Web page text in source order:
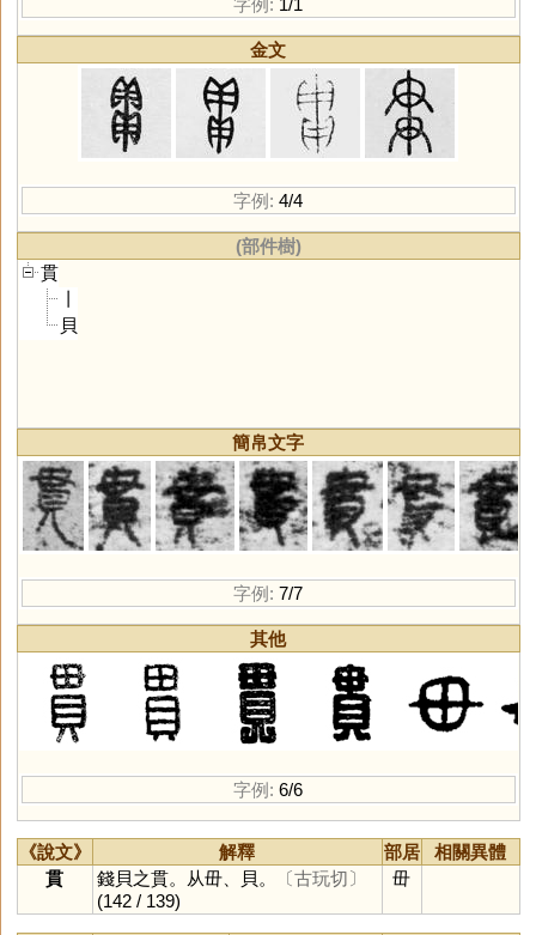
金文
字例: 4/4
(部件樹)
貫
貝
簡帛文字
字例: 7/7
其他
字例: 6/6
《說文》 解釋 部居
相關異體
貫
錢貝之貫。从毌、貝。
〔古玩切〕
(142 / 139)
毌